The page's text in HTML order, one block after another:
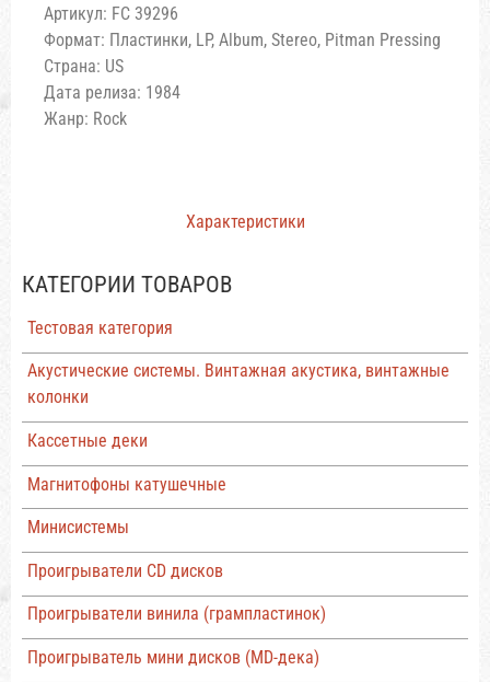
КАТЕГОРИИ ТОВАРОВ
Тестовая категория
Акустические системы. Винтажная акустика, винтажные
колонки
Кассетные деки
Магнитофоны катушечные
Минисистемы
Проигрыватели CD дисков
Проигрыватели винила (грампластинок)
Проигрыватель мини дисков (MD-дека)
Характеристики
Артикул: FC 39296
Формат: Пластинки, LP, Album, Stereo, Pitman Pressing
Страна: US
Дата релиза: 1984
Жанр: Rock